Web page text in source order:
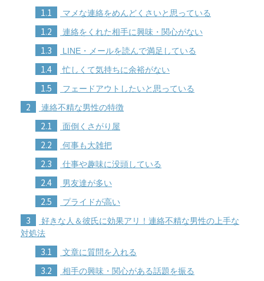
1.1 マメな連絡をめんどくさいと思っている
1.2 連絡をくれた相手に興味・関心がない
1.3 LINE・メールを読んで満足している
1.4 忙しくて気持ちに余裕がない
1.5 フェードアウトしたいと思っている
2 連絡不精な男性の特徴
2.1 面倒くさがり屋
2.2 何事も大雑把
2.3 仕事や趣味に没頭している
2.4 男友達が多い
2.5 プライドが高い
3
好きな人＆彼氏に効果アリ！連絡不精な男性の上手な
対処法
3.1 文章に質問を入れる
3.2 相手の興味・関心がある話題を振る